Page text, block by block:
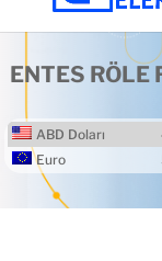
ENTES
ABD Doları
Euro